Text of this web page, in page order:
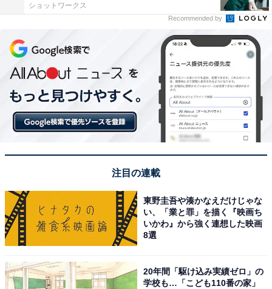
ショットワークス
Recommended by
注目の連載
東野圭吾や湊かなえだけじゃな
い、「業と罪」を描く『映画ち
いかわ』から強く連想した映画
8選
20年間「駆け込み実績ゼロ」の
学校も…「こども110番の家」